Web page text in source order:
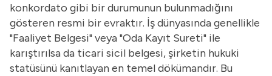
konkordato gibi bir durumunun bulunmadığını
gösteren resmi bir evraktır. İş dünyasında genellikle
"Faaliyet Belgesi" veya "Oda Kayıt Sureti" ile
karıştırılsa da ticari sicil belgesi, şirketin hukuki
statüsünü kanıtlayan en temel dökümandır. Bu